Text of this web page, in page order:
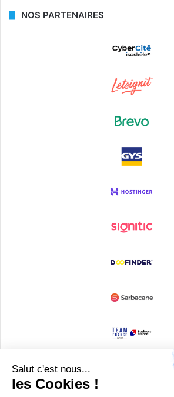
NOS PARTENAIRES
Devenir partenaire